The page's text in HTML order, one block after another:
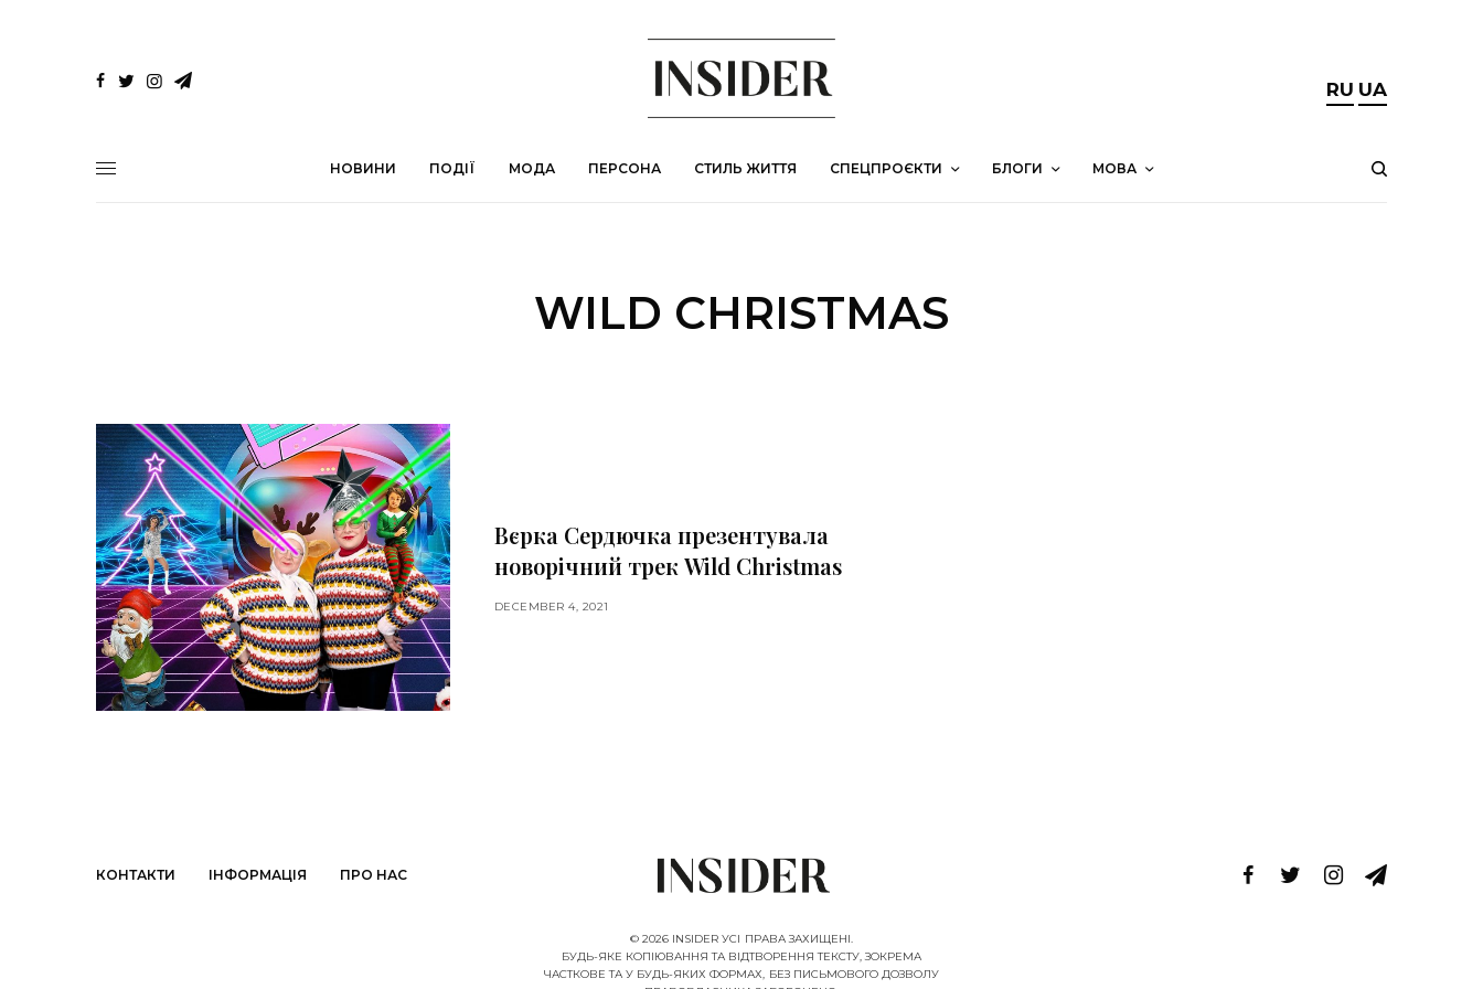
RU UA
НОВИНИ ПОДІЇ МОДА ПЕРСОНА СТИЛЬ ЖИТТЯ СПЕЦПРОЄКТИ БЛОГИ МОВА
WILD CHRISTMAS
Вєрка Сердючка презентувала
новорічний трек Wild Christmas
DECEMBER 4, 2021
КОНТАКТИ ІНФОРМАЦІЯ ПРО НАС
© 2026 INSIDER УСІ ПРАВА ЗАХИЩЕНІ.
БУДЬ-ЯКЕ КОПІЮВАННЯ ТА ВІДТВОРЕННЯ ТЕКСТУ, ЗОКРЕМА
ЧАСТКОВЕ ТА У БУДЬ-ЯКИХ ФОРМАХ, БЕЗ ПИСЬМОВОГО ДОЗВОЛУ